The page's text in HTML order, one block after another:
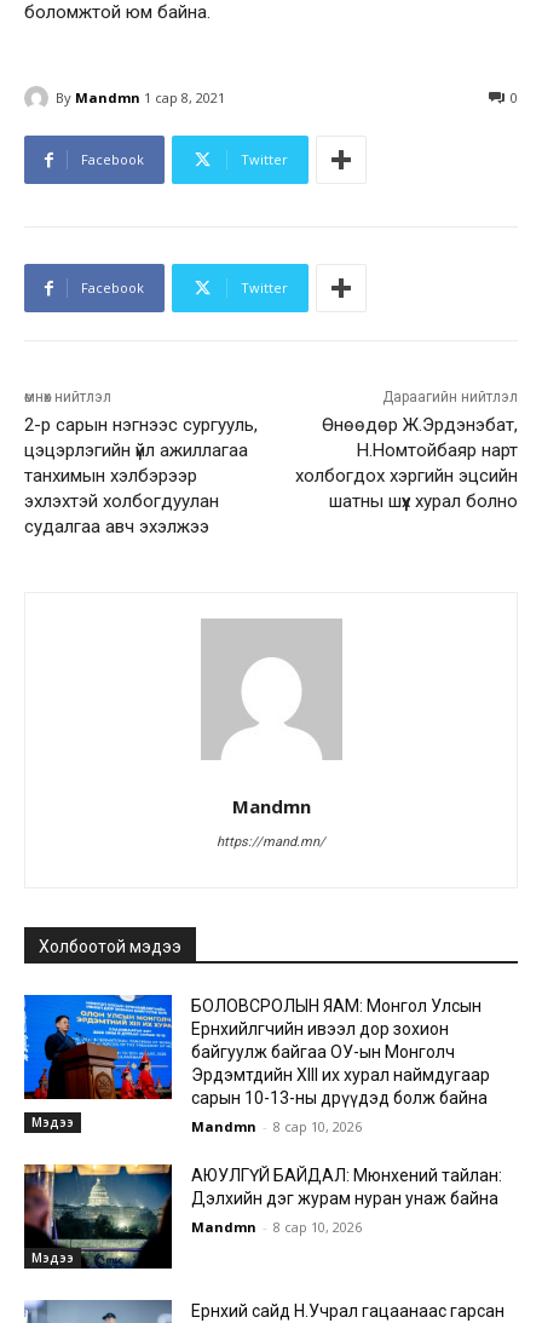
боломжтой юм байна.
By Mandmn 1 сар 8, 2021 0
Facebook Twitter
Facebook Twitter
өмнөх нийтлэл
2-р сарын нэгнээс сургууль,
цэцэрлэгийн үйл ажиллагаа
танхимын хэлбэрээр
эхлэхтэй холбогдуулан
судалгаа авч эхэлжээ
Дараагийн нийтлэл
Өнөөдөр Ж.Эрдэнэбат,
Н.Номтойбаяр нарт
холбогдох хэргийн эцсийн
шатны шүүх хурал болно
Mandmn
https://mand.mn/
Холбоотой мэдээ
Мэдээ
БОЛОВСРОЛЫН ЯАМ: Монгол Улсын
Ерөнхийлөгчийн ивээл дор зохион
байгуулж байгаа ОУ-ын Монголч
Эрдэмтдийн XIII их хурал наймдугаар
сарын 10-13-ны өдрүүдэд болж байна
Mandmn - 8 сар 10, 2026
Мэдээ
АЮУЛГҮЙ БАЙДАЛ: Мюнхений тайлан:
Дэлхийн дэг журам нуран унаж байна
Mandmn - 8 сар 10, 2026
Ерөнхий сайд Н.Учрал гацаанаас гарсан